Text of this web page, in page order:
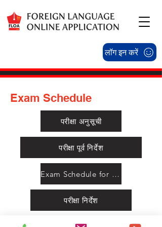
लॉग इन करें
Exam Schedule
परीक्षा अनुसूची
परीक्षा पूर्व निर्देश
Exam Schedule for Adults (Autonomous)
परीक्षा निर्देश